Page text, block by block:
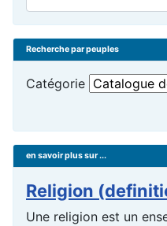
Recherche par peuples
Catégorie
en savoir plus sur ...
Religion
Une religion est un